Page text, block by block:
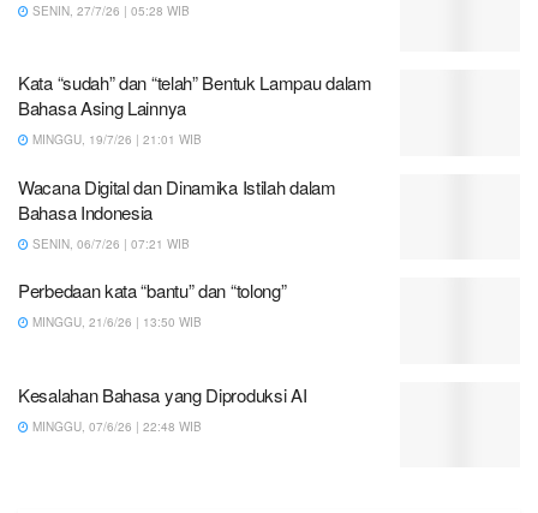
SENIN, 27/7/26 | 05:28 WIB
Kata “sudah” dan “telah” Bentuk Lampau dalam
Bahasa Asing Lainnya
MINGGU, 19/7/26 | 21:01 WIB
Wacana Digital dan Dinamika Istilah dalam
Bahasa Indonesia
SENIN, 06/7/26 | 07:21 WIB
Perbedaan kata “bantu” dan “tolong”
MINGGU, 21/6/26 | 13:50 WIB
Kesalahan Bahasa yang Diproduksi AI
MINGGU, 07/6/26 | 22:48 WIB